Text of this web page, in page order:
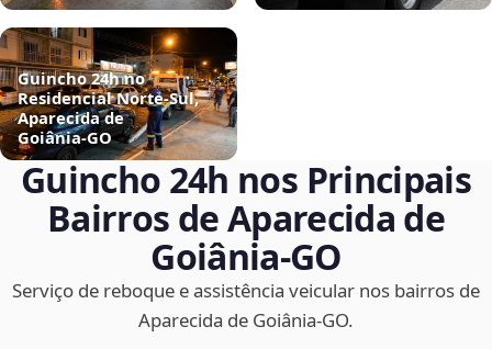
Guincho 24h no
Residencial Norte-Sul,
Aparecida de
Goiânia‑GO
Guincho 24h nos Principais
Bairros de Aparecida de
Goiânia‑GO
Serviço de reboque e assistência veicular nos bairros de
Aparecida de Goiânia‑GO.